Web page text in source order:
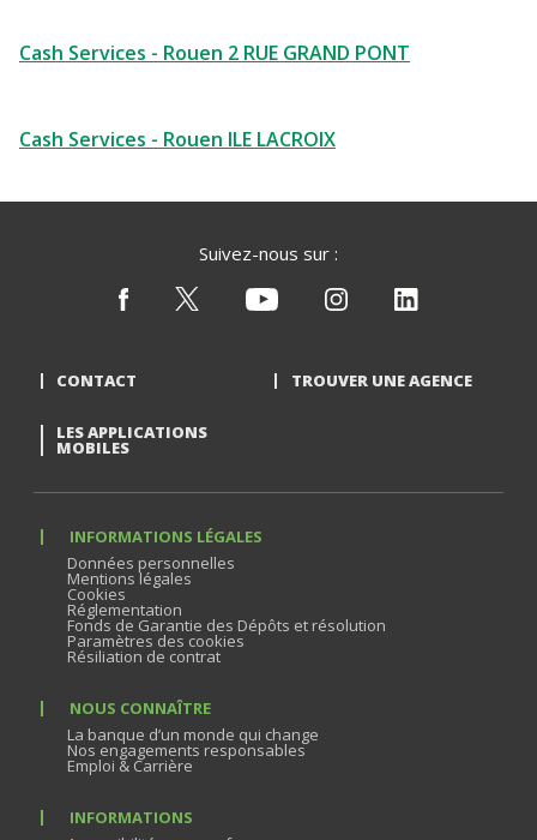
Cash Services - Rouen 2 RUE GRAND PONT
Cash Services - Rouen ILE LACROIX
Suivez-nous sur :
CONTACT TROUVER UNE AGENCE
LES APPLICATIONS
MOBILES
INFORMATIONS LÉGALES
Données personnelles
Mentions légales
Cookies
Réglementation
Fonds de Garantie des Dépôts et résolution
Paramètres des cookies
Résiliation de contrat
NOUS CONNAÎTRE
La banque d’un monde qui change
Nos engagements responsables
Emploi & Carrière
INFORMATIONS